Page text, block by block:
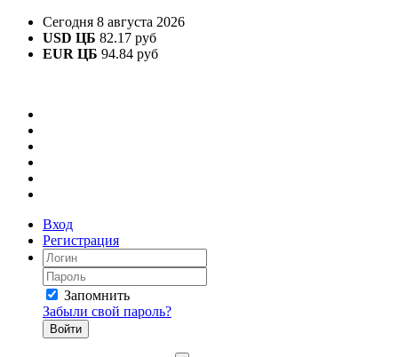
Сегодня 8 августа 2026
USD ЦБ 82.17 руб
EUR ЦБ 94.84 руб
Вход
Регистрация
Запомнить
Забыли свой пароль?